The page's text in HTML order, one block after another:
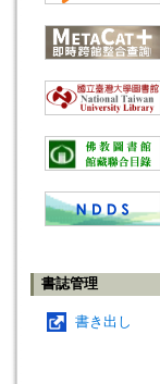
書誌管理
書き出し